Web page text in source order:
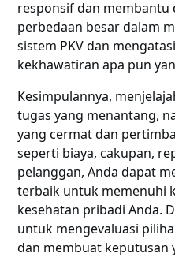
responsif dan membantu
perbedaan besar dalam
sistem PKV dan
kekhawatiran apa pun
Kesimpulannya,
tugas yang menantang,
yang cermat dan
seperti biaya, cakupan,
pelanggan, Anda dapat
terbaik untuk memenuhi
kesehatan pribadi Anda.
untuk mengevaluasi
dan membuat keputusan